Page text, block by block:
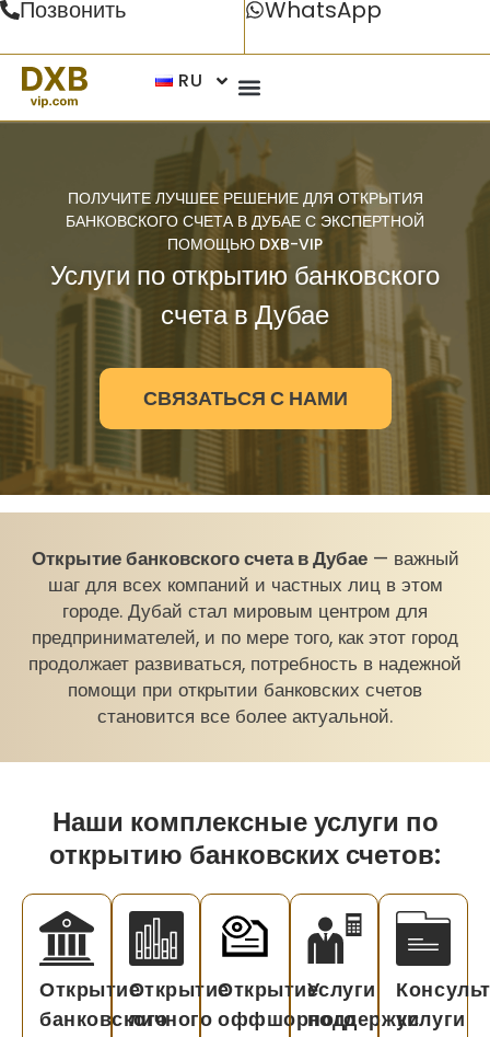
Позвонить WhatsApp
RU
ПОЛУЧИТЕ ЛУЧШЕЕ РЕШЕНИЕ ДЛЯ ОТКРЫТИЯ
БАНКОВСКОГО СЧЕТА В ДУБАЕ С ЭКСПЕРТНОЙ
ПОМОЩЬЮ DXB-VIP
Услуги по открытию банковского
счета в Дубае
СВЯЗАТЬСЯ С НАМИ
Открытие банковского счета в Дубае— важный
шаг для всех компаний и частных лиц в этом
городе. Дубай стал мировым центром для
предпринимателей, и по мере того, как этот город
продолжает развиваться, потребность в надежной
помощи при открытии банковских счетов
становится все более актуальной.
Наши комплексные услуги по
открытию банковских счетов:
Открытие
банковского
Открытие
личного
Открытие
оффшорного
Услуги
поддержкиуслуги